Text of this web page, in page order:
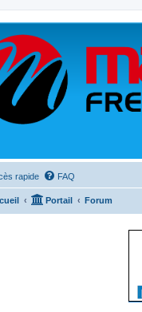
rapide FAQ
Portail Forum